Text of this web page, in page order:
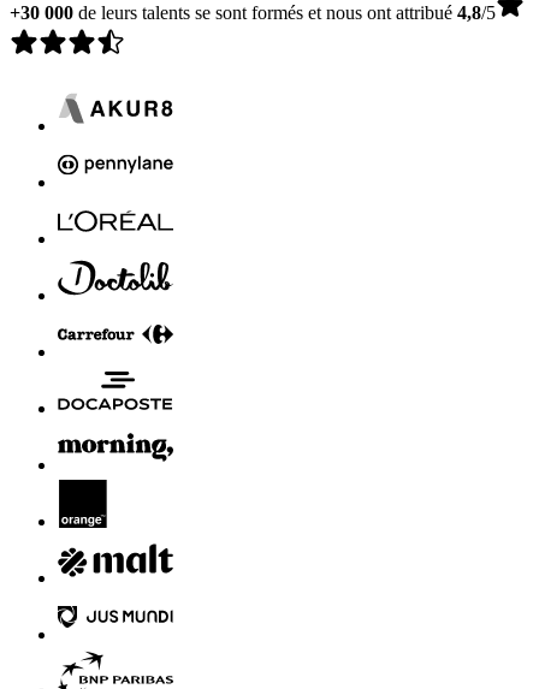
+30 000 de leurs talents se sont formés et nous ont attribué 4,8/5